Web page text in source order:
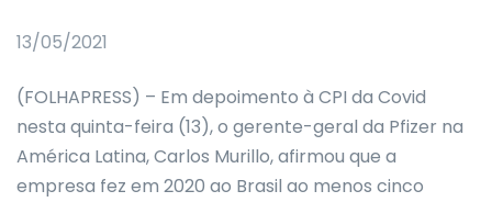
13/05/2021
(FOLHAPRESS) – Em depoimento à CPI da Covid
nesta quinta-feira (13), o gerente-geral da Pfizer na
América Latina, Carlos Murillo, afirmou que a
empresa fez em 2020 ao Brasil ao menos cinco